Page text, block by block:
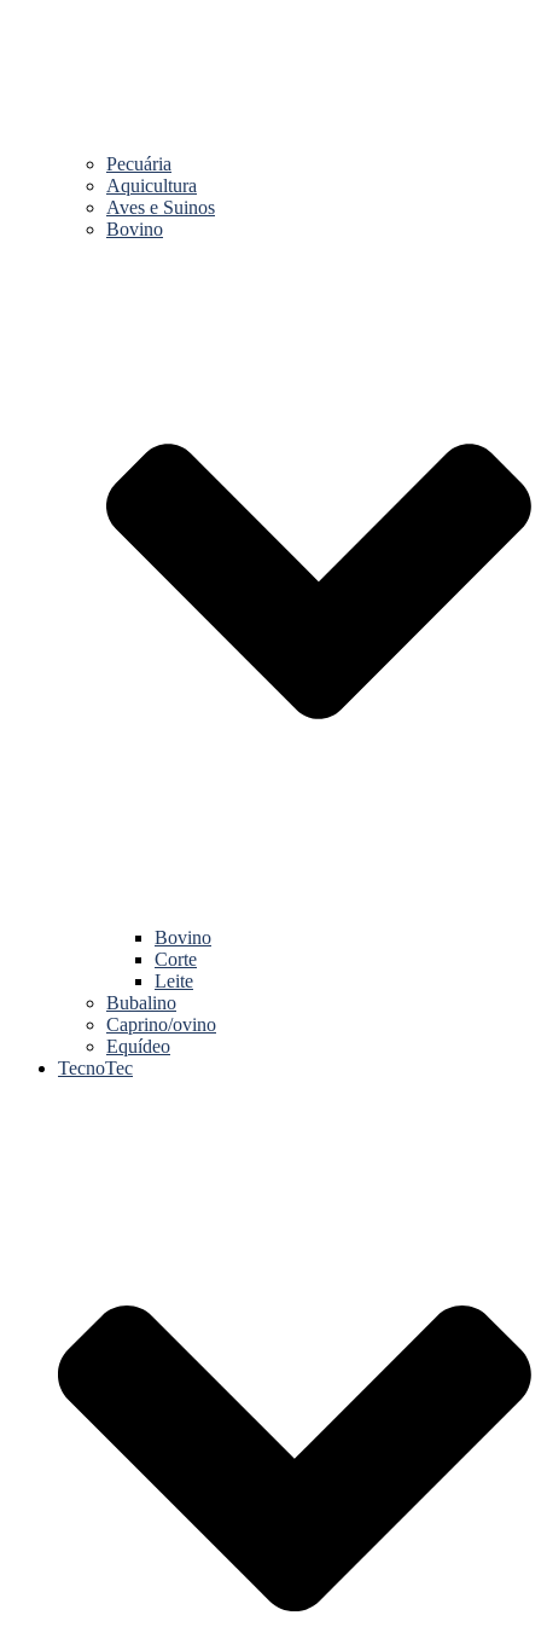
Pecuária
Aquicultura
Aves e Suinos
Bovino
Bovino
Corte
Leite
Bubalino
Caprino/ovino
Equídeo
TecnoTec